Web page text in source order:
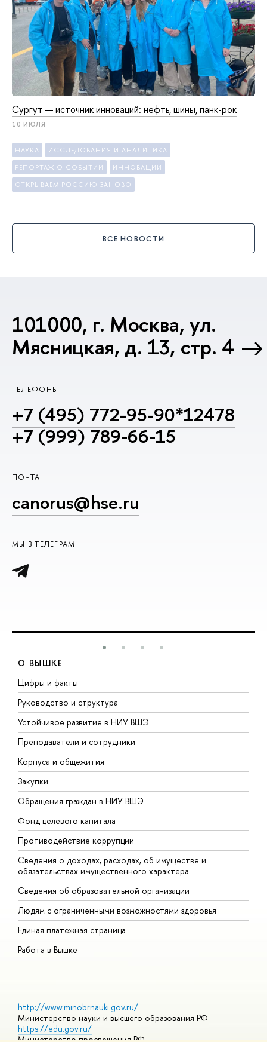
Сургут — источник инноваций: нефть, шины, панк-рок
10 ИЮЛЯ
НАУКА ИССЛЕДОВАНИЯ И АНАЛИТИКА
РЕПОРТАЖ О СОБЫТИИ ИННОВАЦИИ
ОТКРЫВАЕМ РОССИЮ ЗАНОВО
ВСЕ НОВОСТИ
101000, г. Москва, ул.
Мясницкая, д. 13, стр. 4
ТЕЛЕФОНЫ
+7 (495) 772-95-90*12478
+7 (999) 789-66-15
ПОЧТА
canorus@hse.ru
МЫ В ТЕЛЕГРАМ
О ВЫШКЕ
Цифры и факты
Руководство и структура
Устойчивое развитие в НИУ ВШЭ
Преподаватели и сотрудники
Корпуса и общежития
Закупки
Обращения граждан в НИУ ВШЭ
Фонд целевого капитала
Противодействие коррупции
Сведения о доходах, расходах, об имуществе и
обязательствах имущественного характера
Сведения об образовательной организации
Людям с ограниченными возможностями здоровья
Единая платежная страница
Работа в Вышке
http://www.minobrnauki.gov.ru/
Министерство науки и высшего образования РФ
https://edu.gov.ru/
Министерство просвещения РФ